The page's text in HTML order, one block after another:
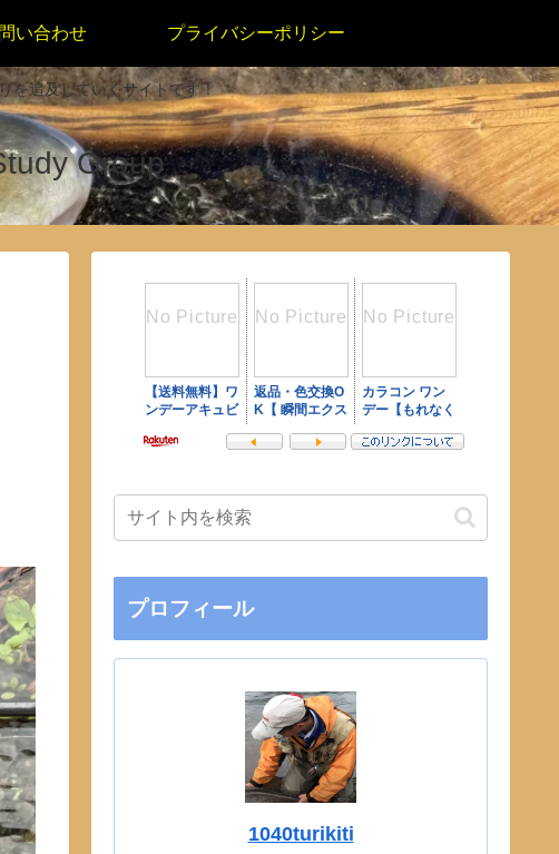
を追及していくサイトです！
Group
い合わせ プライバシーポリシー
プロフィール
1040turikiti